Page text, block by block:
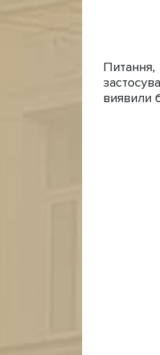
виявили